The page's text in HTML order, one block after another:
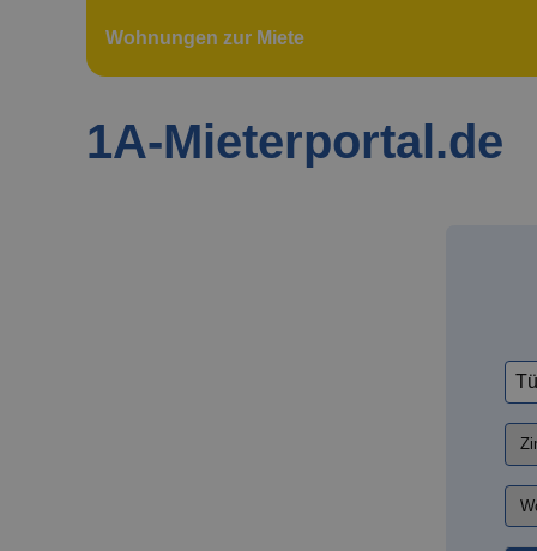
Wohnungen zur Miete
1A-Mieterportal.de